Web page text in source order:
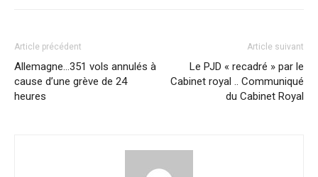
Article précédent
Allemagne…351 vols annulés à
cause d’une grève de 24
heures
Article suivant
Le PJD « recadré » par le
Cabinet royal .. Communiqué
du Cabinet Royal